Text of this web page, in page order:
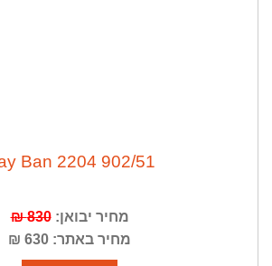
Ban 2204 902/51
מחיר יבואן:830 ₪
מחיר באתר: 630 ₪